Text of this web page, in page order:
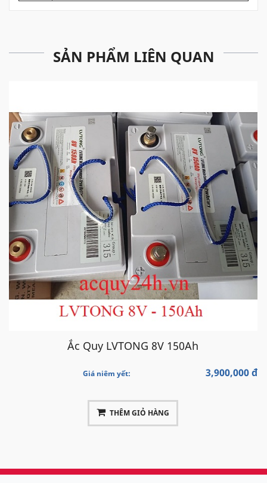
SẢN PHẨM LIÊN QUAN
Ắc Quy LVTONG 8V 150Ah
Giá niêm yết: 3,900,000 đ
THÊM GIỎ HÀNG